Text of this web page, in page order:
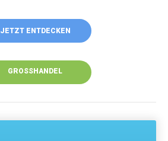
JETZT ENTDECKEN
GROSSHANDEL